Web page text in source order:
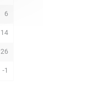
6
14
26
-1